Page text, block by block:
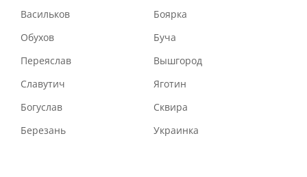
Васильков
Боярка
Обухов
Буча
Переяслав
Вышгород
Славутич
Яготин
Богуслав
Сквира
Березань
Украинка